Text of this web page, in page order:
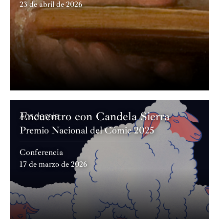
23 de abril de 2026
Academia
Encuentro con Candela Sierra
Premio Nacional del Cómic 2025
Conferencia
17 de marzo de 2026